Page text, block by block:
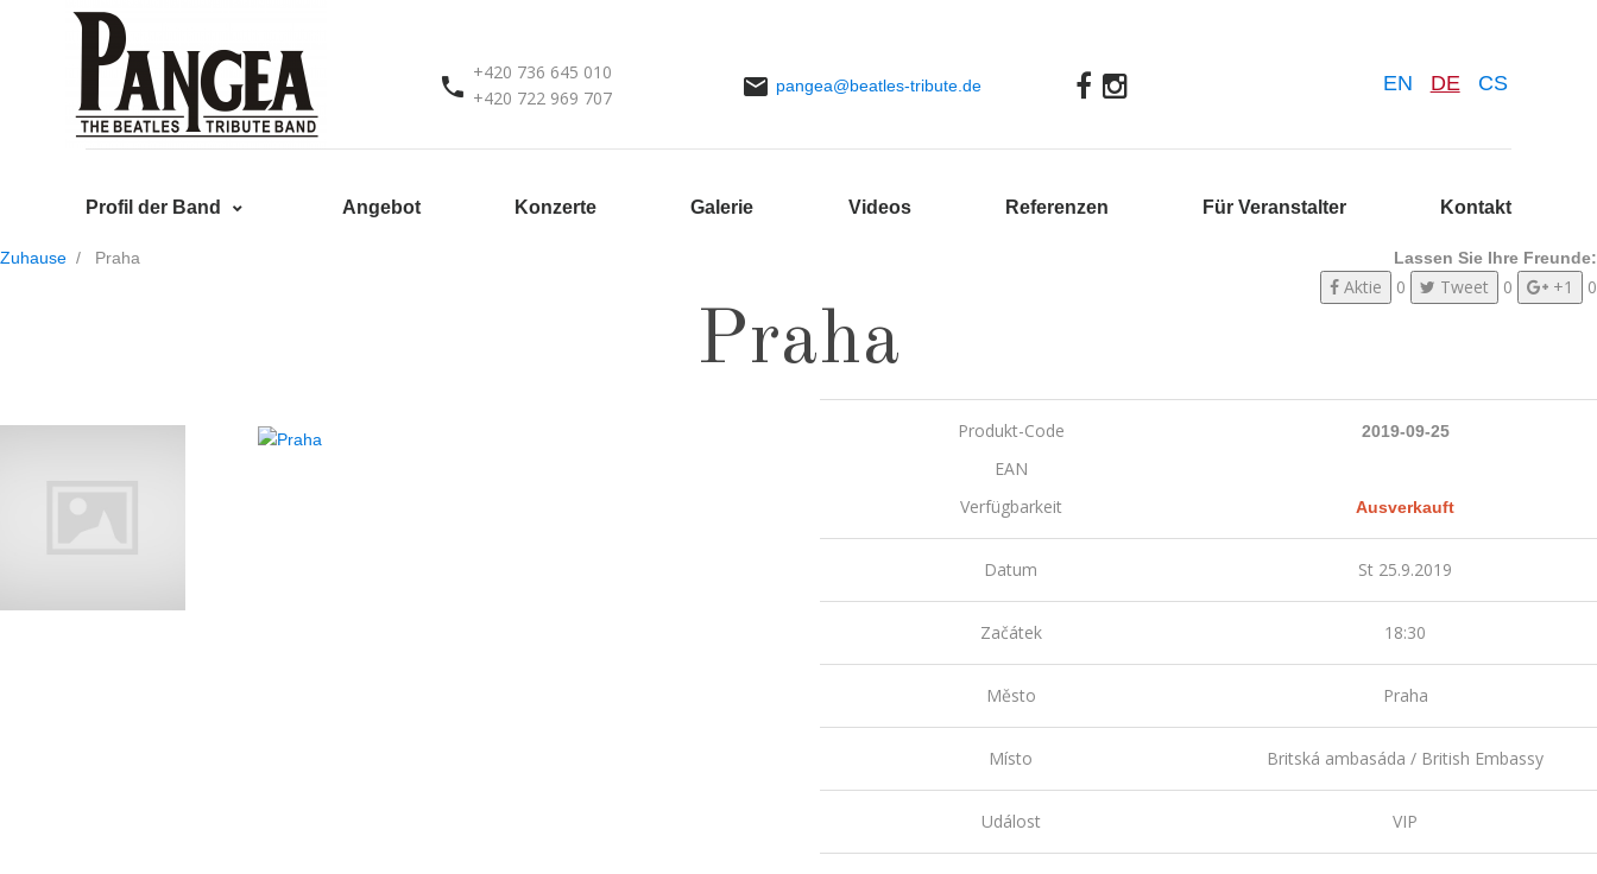
+420 736 645 010
+420 722 969 707
pangea@beatles-tribute.de EN DE CS
Profil der Band Angebot Konzerte Galerie Videos Referenzen Für Veranstalter Kontakt
Zuhause Praha Lassen Sie Ihre Freunde:
Aktie 0 Tweet 0 +1 0
Praha
Produkt-Code 2019-09-25
EAN
Verfügbarkeit
Ausverkauft
Datum St 25.9.2019
Začátek 18:30
Město Praha
Místo Britská ambasáda / British Embassy
Událost VIP